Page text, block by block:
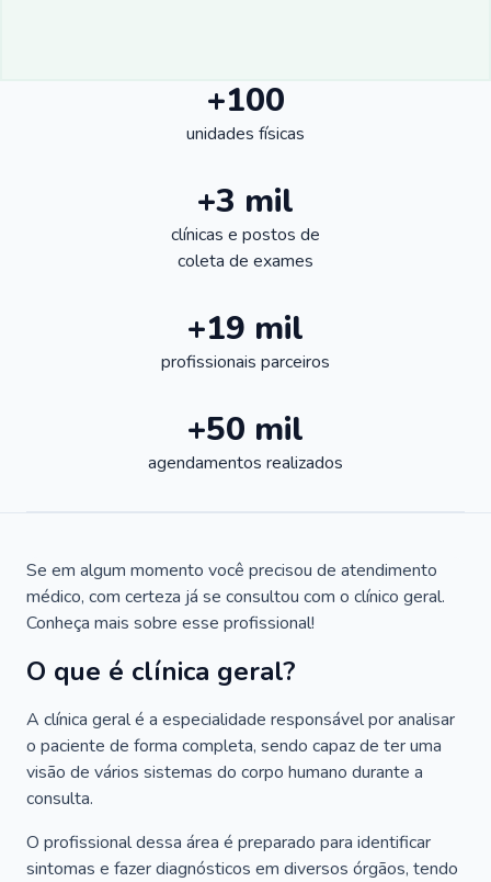
+100
unidades físicas
+3 mil
clínicas e postos de
coleta de exames
+19 mil
profissionais parceiros
+50 mil
agendamentos realizados
Se em algum momento você precisou de atendimento
médico, com certeza já se consultou com o clínico geral.
Conheça mais sobre esse profissional!
O que é clínica geral?
A clínica geral é a especialidade responsável por analisar
o paciente de forma completa, sendo capaz de ter uma
visão de vários sistemas do corpo humano durante a
consulta.
O profissional dessa área é preparado para identificar
sintomas e fazer diagnósticos em diversos órgãos, tendo